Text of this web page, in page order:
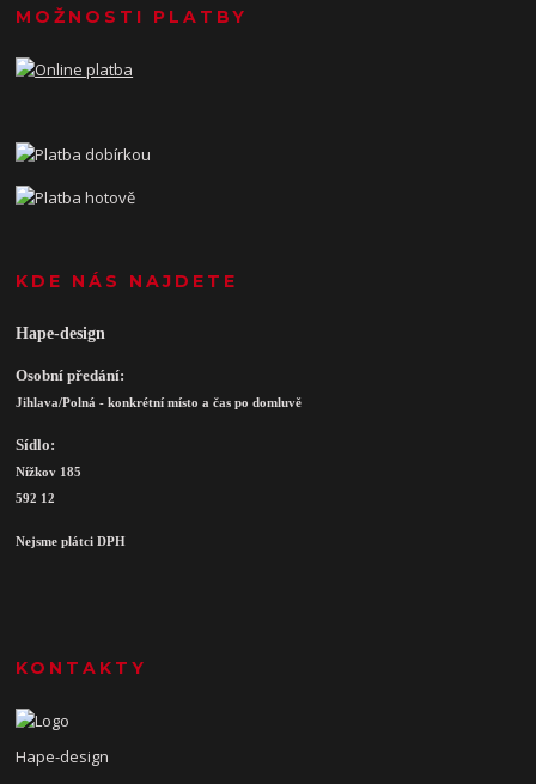
MOŽNOSTI PLATBY
KDE NÁS NAJDETE
Hape-design
Osobní předání:
Jihlava/Polná - konkrétní místo a čas po domluvě
Sídlo:
Nížkov 185
592 12
Nejsme plátci DPH
KONTAKTY
Hape-design